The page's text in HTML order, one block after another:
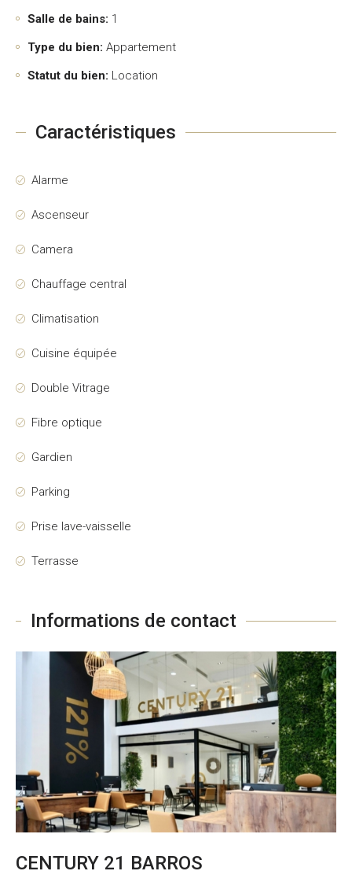
Salle de bains: 1
Type du bien: Appartement
Statut du bien: Location
Caractéristiques
Alarme
Ascenseur
Camera
Chauffage central
Climatisation
Cuisine équipée
Double Vitrage
Fibre optique
Gardien
Parking
Prise lave-vaisselle
Terrasse
Informations de contact
CENTURY 21 BARROS